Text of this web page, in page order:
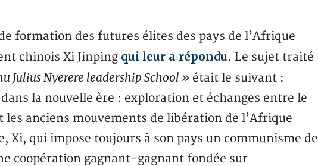
formation des futures élites des pays de l’Afrique
chinois Xi Jinping qui leur a répondu. Le sujet traité
Julius Nyerere leadership School » était le suivant :
la nouvelle ère : exploration et échanges entre le
anciens mouvements de libération de l’Afrique
Xi, qui impose toujours à son pays un communisme de
coopération gagnant-gagnant fondée sur